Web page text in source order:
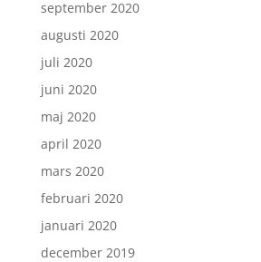
september 2020
augusti 2020
juli 2020
juni 2020
maj 2020
april 2020
mars 2020
februari 2020
januari 2020
december 2019